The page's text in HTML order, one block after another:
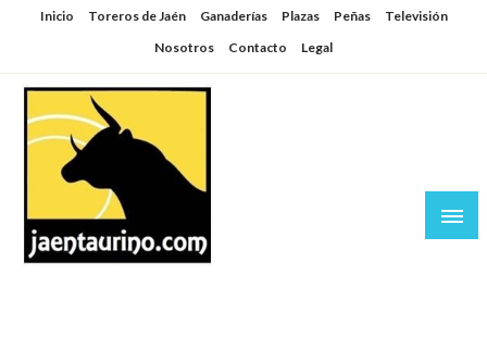
SaltarInicio Toreros de Jaén Ganaderías Plazas Peñas
Televisión
Nosotros
Contacto Legal